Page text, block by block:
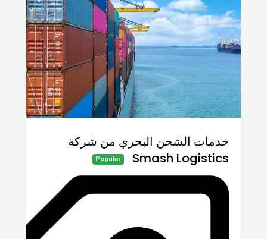
خدمات الشحن البحري من شركة
Smash Logistics
Popular